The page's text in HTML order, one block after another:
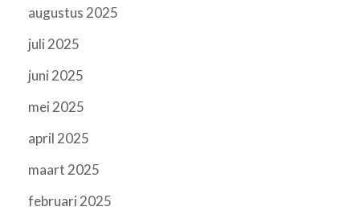
augustus 2025
juli 2025
juni 2025
mei 2025
april 2025
maart 2025
februari 2025